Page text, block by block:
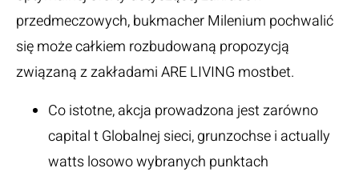
przedmeczowych, bukmacher Milenium pochwalić
się może całkiem rozbudowaną propozycją
związaną z zakładami ARE LIVING mostbet.
Co istotne, akcja prowadzona jest zarówno
capital t Globalnej sieci, grunzochse i actually
watts losowo wybranych punktach